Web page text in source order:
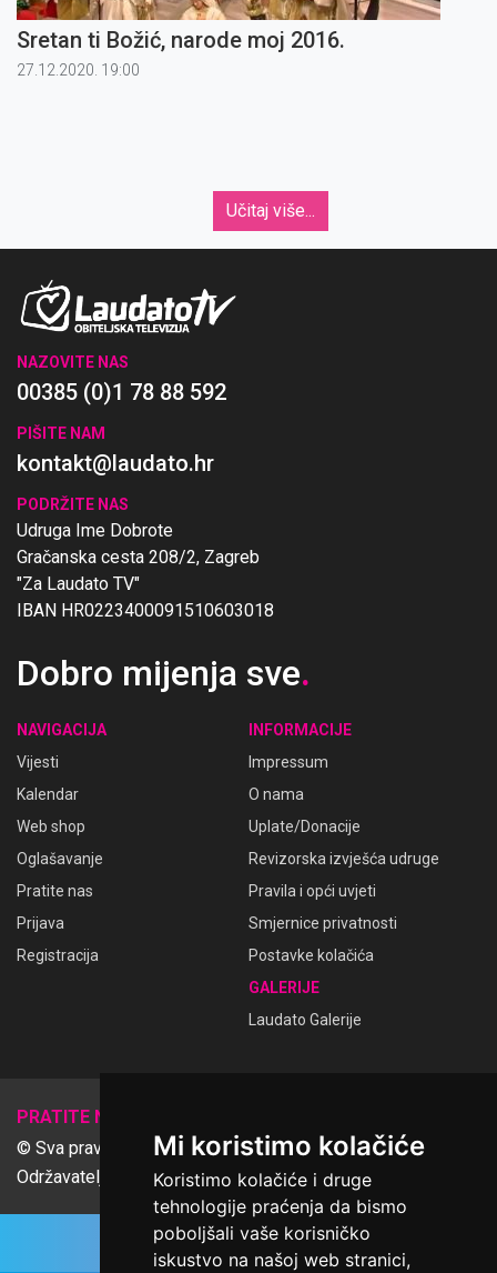
Mi koristimo kolačiće
Koristimo kolačiće i druge
tehnologije praćenja da bismo
poboljšali vaše korisničko
iskustvo na našoj web stranici,
Sretan ti Božić, narode moj 2016.
27.12.2020. 19:00
Učitaj više...
NAZOVITE NAS
00385 (0)1 78 88 592
PIŠITE NAM
kontakt@laudato.hr
PODRŽITE NAS
Udruga Ime Dobrote
Gračanska cesta 208/2, Zagreb
"Za Laudato TV"
IBAN HR0223400091510603018
Dobro mijenja sve.
NAVIGACIJA
Vijesti
Kalendar
Web shop
Oglašavanje
Pratite nas
Prijava
Registracija
INFORMACIJE
Impressum
O nama
Uplate/Donacije
Revizorska izvješća udruge
Pravila i opći uvjeti
Smjernice privatnosti
Postavke kolačića
GALERIJE
Laudato Galerije
PRATITE NAS
© Sva prava pridržana Udruga Ime dobrote
Održavatelj Netcom d.o.o., Riva 6, Rijeka